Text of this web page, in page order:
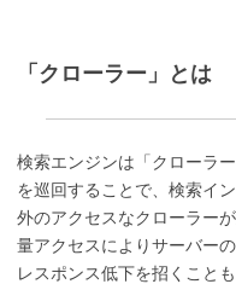
「クローラー」とは
検索エンジンは「クローラ
を巡回することで、検索イ
外のアクセスなクローラー
量アクセスによりサーバー
レスポンス低下を招くこと